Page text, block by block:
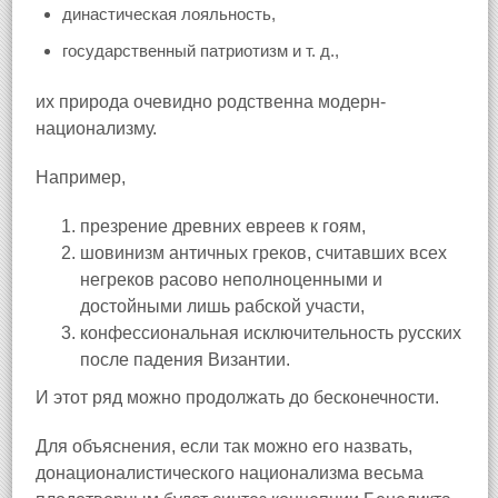
династическая лояльность,
государственный патриотизм и т. д.,
их природа очевидно родственна модерн-
национализму.
Например,
презрение древних евреев к гоям,
шовинизм античных греков, считавших всех
негреков расово неполноценными и
достойными лишь рабской участи,
конфессиональная исключительность русских
после падения Византии.
И этот ряд можно продолжать до бесконечности.
Для объяснения, если так можно его назвать,
донационалистического национализма весьма